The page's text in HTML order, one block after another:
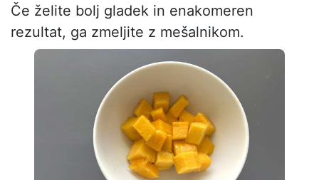
Če želite bolj gladek in enakomeren
rezultat, ga zmeljite z mešalnikom.